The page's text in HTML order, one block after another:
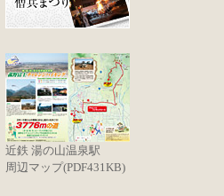
近鉄 湯の山温泉駅
周辺マップ(PDF431KB)